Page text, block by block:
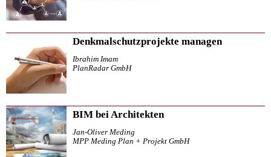
Denkmalschutzprojekte managen
Ibrahim Imam
PlanRadar GmbH
BIM bei Architekten
Jan-Oliver Meding
MPP Meding Plan + Projekt GmbH